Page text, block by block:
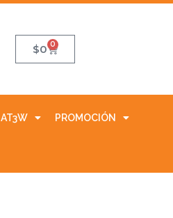
$0 0
AT3W PROMOCIÓN